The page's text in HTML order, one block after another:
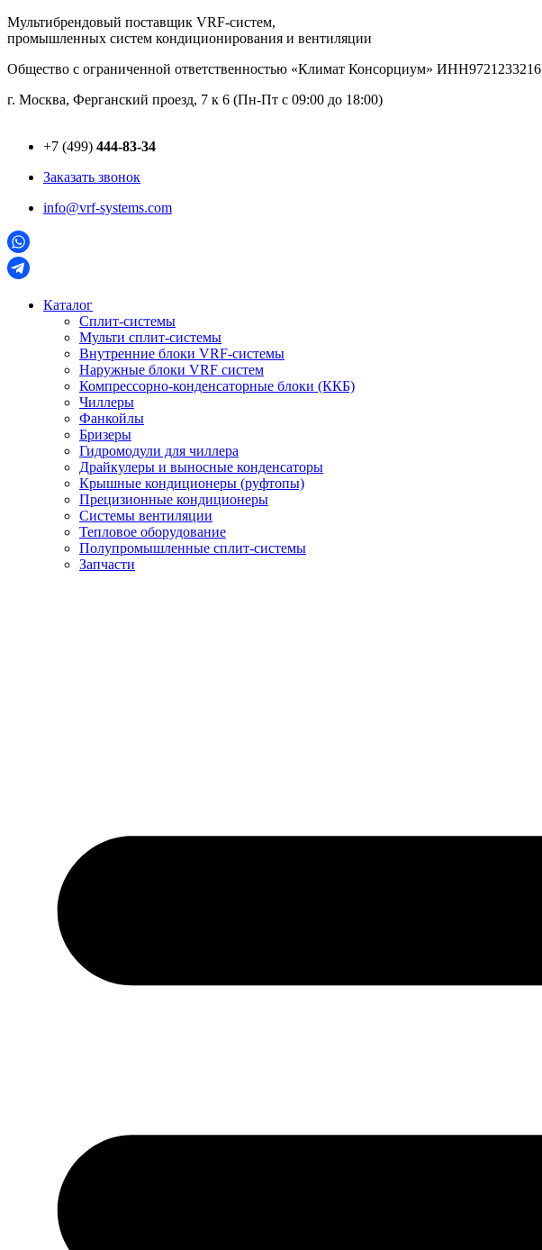
Перейти
к
Мультибрендовый поставщик VRF-cистем,
промышленных систем кондиционирования и вентиляции
Общество с ограниченной ответственностью «Климат Консорциум» ИНН9721233216
г. Москва, Ферганский проезд, 7 к 6 (Пн-Пт с 09:00 до 18:00)
+7 (499) 444-83-34
Заказать звонок
info@vrf-systems.com
Каталог
Сплит-системы
Мульти сплит-системы
Внутренние блоки VRF-cистемы
Наружные блоки VRF cистем
Компрессорно-конденсаторные блоки (ККБ)
Чиллеры
Фанкойлы
Бризеры
Гидромодули для чиллера
Драйкулеры и выносные конденсаторы
Крышные кондиционеры (руфтопы)
Прецизионные кондиционеры
Системы вентиляции
Тепловое оборудование
Полупромышленные сплит-системы
Запчасти